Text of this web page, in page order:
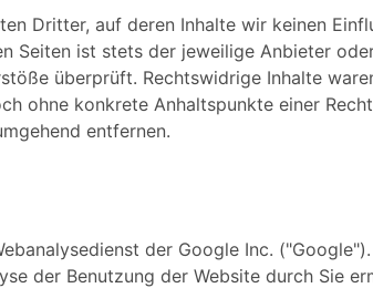
Dritter, auf deren Inhalte wir keinen
Seiten ist stets der jeweilige Anbieter
überprüft. Rechtswidrige Inhalte
ohne konkrete Anhaltspunkte einer
entfernen.
der Google Inc.
der Benutzung der Website durch Sie